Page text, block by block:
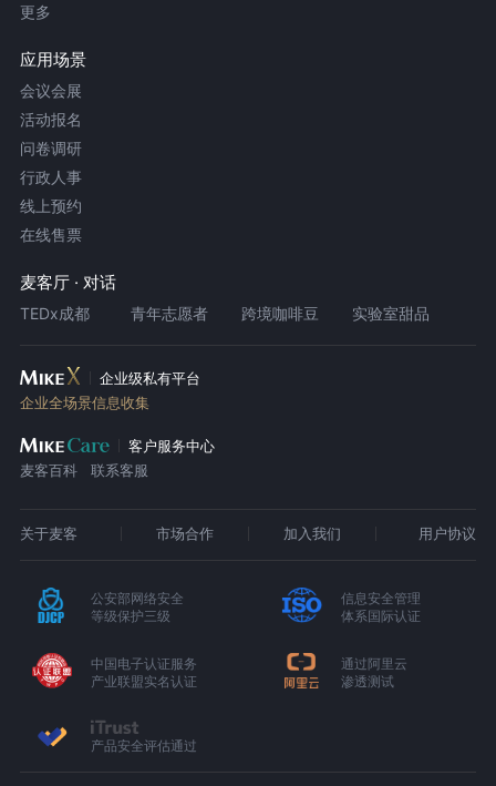
更多
应用场景
会议会展
活动报名
问卷调研
行政人事
线上预约
在线售票
麦客厅 · 对话
TEDx成都 青年志愿者 跨境咖啡豆 实验室甜品
企业级私有平台
企业全场景信息收集
客户服务中心
麦客百科
联系客服
关于麦客 市场合作 加入我们 用户协议
公安部网络安全
等级保护三级
信息安全管理
体系国际认证
中国电子认证服务
产业联盟实名认证
通过阿里云
渗透测试
产品安全评估通过